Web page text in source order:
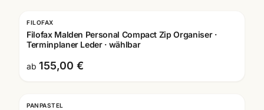
FILOFAX
Filofax Malden Personal Compact Zip Organiser ·
Terminplaner Leder · wählbar
ab 155,00 €
PANPASTEL